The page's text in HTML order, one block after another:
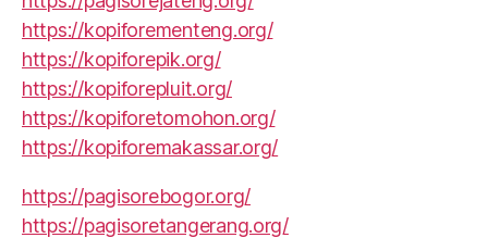
https://kopiforementeng.org/
https://kopiforepik.org/
https://kopiforepluit.org/
https://kopiforetomohon.org/
https://kopiforemakassar.org/
https://pagisorebogor.org/
https://pagisoretangerang.org/